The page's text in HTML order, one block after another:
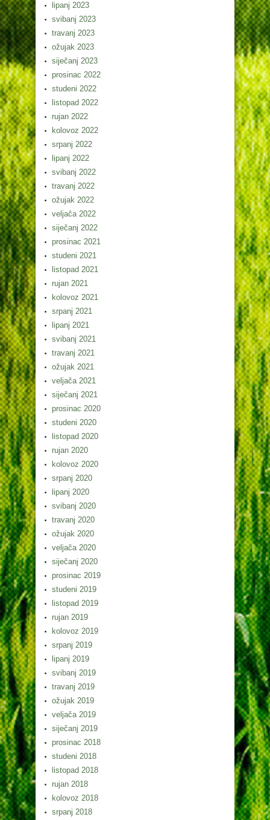
lipanj 2023
svibanj 2023
travanj 2023
ožujak 2023
siječanj 2023
prosinac 2022
studeni 2022
listopad 2022
rujan 2022
kolovoz 2022
srpanj 2022
lipanj 2022
svibanj 2022
travanj 2022
ožujak 2022
veljača 2022
siječanj 2022
prosinac 2021
studeni 2021
listopad 2021
rujan 2021
kolovoz 2021
srpanj 2021
lipanj 2021
svibanj 2021
travanj 2021
ožujak 2021
veljača 2021
siječanj 2021
prosinac 2020
studeni 2020
listopad 2020
rujan 2020
kolovoz 2020
srpanj 2020
lipanj 2020
svibanj 2020
travanj 2020
ožujak 2020
veljača 2020
siječanj 2020
prosinac 2019
studeni 2019
listopad 2019
rujan 2019
kolovoz 2019
srpanj 2019
lipanj 2019
svibanj 2019
travanj 2019
ožujak 2019
veljača 2019
siječanj 2019
prosinac 2018
studeni 2018
listopad 2018
rujan 2018
kolovoz 2018
srpanj 2018